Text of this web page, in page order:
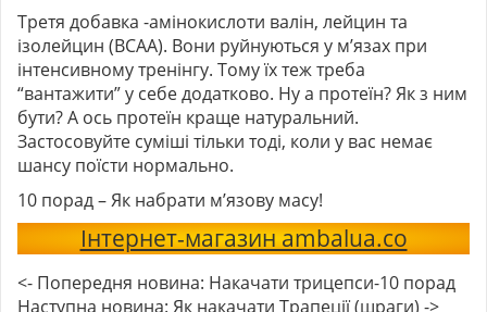
Третя добавка -амінокислоти валін, лейцин та
ізолейцин (ВСАА). Вони руйнуються у м’язах при
інтенсивному тренінгу. Тому їх теж треба
“вантажити” у себе додатково. Ну а протеїн? Як з ним
бути? А ось протеїн краще натуральний.
Застосовуйте суміші тільки тоді, коли у вас немає
шансу поїсти нормально.
10 порад – Як набрати м’язову масу!
Інтернет-магазин ambalua.co
<- Попередня новина: Накачати трицепси-10 порад
Наступна новина: Як накачати Трапеції (шраги) ->